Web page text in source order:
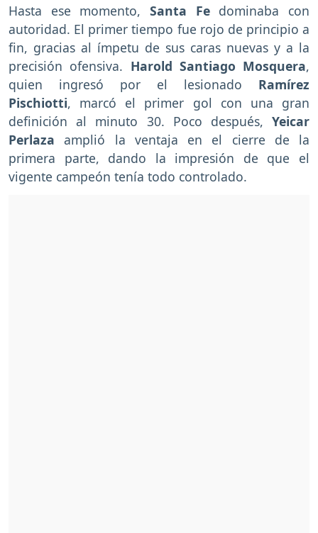
Hasta ese momento, Santa Fedominaba con
autoridad. El primer tiempo fue rojo de principio a
fin, gracias al ímpetu de sus caras nuevas y a la
precisión ofensiva. Harold Santiago Mosquera,
quien ingresó por el lesionado Ramírez
Pischiotti, marcó el primer gol con una gran
definición al minuto 30. Poco después, Yeicar
Perlaza amplió la ventaja en el cierre de la
primera parte, dando la impresión de que el
vigente campeón tenía todo controlado.